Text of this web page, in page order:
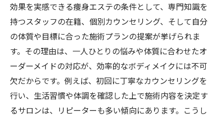
効果を実感できる痩身エステの条件として、専門知識を
持つスタッフの在籍、個別カウンセリング、そして自分
の体質や目標に合った施術プランの提案が挙げられま
す。その理由は、一人ひとりの悩みや体質に合わせたオ
ーダーメイドの対応が、効率的なボディメイクには不可
欠だからです。例えば、初回に丁寧なカウンセリングを
行い、生活習慣や体調を確認した上で施術内容を決定す
るサロンは、リピーターも多い傾向にあります。こうし